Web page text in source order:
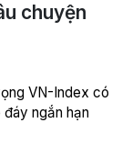
chuyện
VN-Index có
ngắn hạn